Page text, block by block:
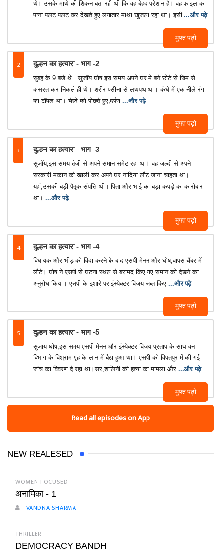
मुफ्त पढ़ो
थे। उसके माथे की शिकन बता रही थी कि वह बेहद परेशान है। वह फाइल का
पन्ना पलट पलट कर देखते हुए लगातार माथा खुजला रहा था। इसी ...और पढ़े
2 दुल्हन का हत्यारा - भाग -2
मुफ्त पढ़ो
सुबह के 9 बजे थे। सुजॉय घोष इस समय अपने घर मे बने छोटे से जिम से
कसरत कर निकले ही थे। शरीर पसीना से लथपथ था। कंधे में एक नीले रंग
का टॉवल था। चेहरे को पोछते हुए,दर्पण ...और पढ़े
3 दुल्हन का हत्यारा - भाग -3
मुफ्त पढ़ो
सुजॉय,इस समय तेजी से अपने समान समेट रहा था। वह जल्दी से अपने
सरकारी मकान को खाली कर अपने घर नादिया लौट जाना चाहता था।
यहां,उसकी बड़ी पैतृक संपत्ति थी। पिता और भाई का बड़ा कपड़े का कारोबार
था। ...और पढ़े
4 दुल्हन का हत्यारा - भाग -4
मुफ्त पढ़ो
विधायक और भीड़ को विदा करने के बाद एसपी मेनन और घोष,वापस चैंबर में
लौटे। घोष ने एसपी से घटना स्थल से बरामद किए गए समान को देखने का
अनुरोध किया। एसपी के इशारे पर इंस्पेक्टर विजय जब्त किए ...और पढ़े
5 दुल्हन का हत्यारा - भाग -5
मुफ्त पढ़ो
सुजाय घोष,इस समय एसपी मेनन और इंस्पेक्टर विजय प्रताप के साथ वन
विभाग के विश्राम गृह के लान में बैठा हुआ था। एसपी को विपतपुर में की गई
जांच का विवरण दे रहा था।सर,शालिनी की हत्या का मामला और ...और पढ़े
Read all episodes on App
NEW REALESED
WOMEN FOCUSED
अनामिका - 1
VANDNA SHARMA
THRILLER
DEMOCRACY BANDH